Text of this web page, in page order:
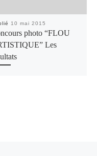
10 mai 2015
photo “FLOU
Les